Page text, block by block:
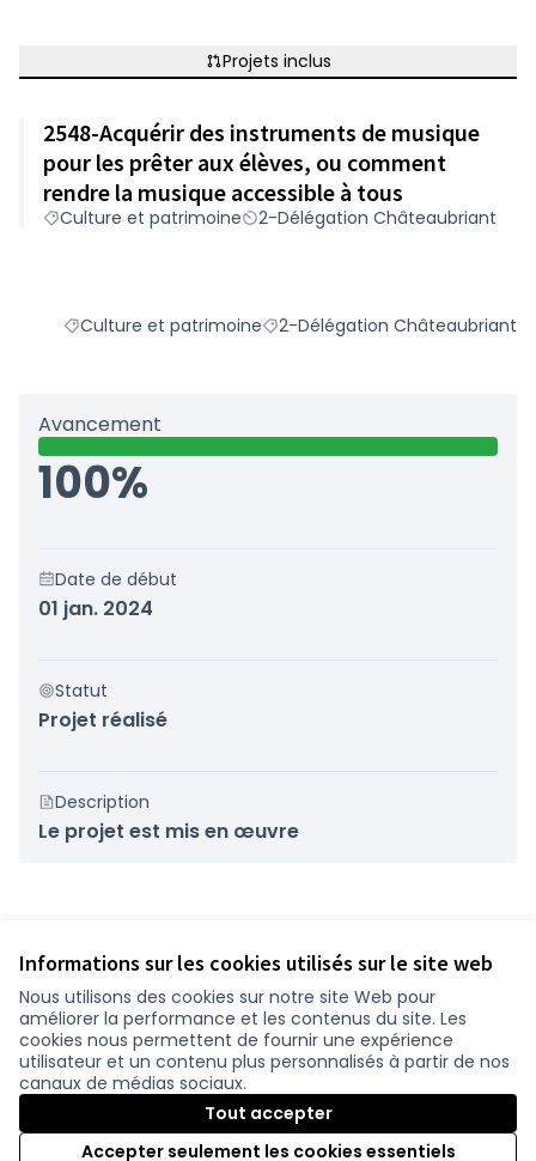
Informations sur les cookies utilisés sur le site web
Nous utilisons des cookies sur notre site Web pour
améliorer la performance et les contenus du site. Les
cookies nous permettent de fournir une expérience
utilisateur et un contenu plus personnalisés à partir de nos
canaux de médias sociaux.
Tout accepter
Accepter seulement les cookies essentiels
Projets inclus
2548-Acquérir des instruments de musique
pour les prêter aux élèves, ou comment
rendre la musique accessible à tous
Culture et patrimoine 2-Délégation Châteaubriant
Filtrer les résultats du défi principal : Culture et
Culture et patrimoineFiltrer les résultats pour le
2-Délégation Châteaubriant
Avancement
100%
Date de début
01 jan. 2024
Statut
Projet réalisé
Description
Le projet est mis en œuvre
Numéro de version 6
(sur 6) voir les autres versions
Conditions d'utilisation
Paramètres des cookies
participer.loire-atlantique.fr sur Facebook
(Nouvelle fenêtre)
participer.loire-atlantique.fr sur Instagram
(Nouvelle fenêtre)
participer.loire-atlantique.fr sur YouTube
(Nouvelle fenêtre)